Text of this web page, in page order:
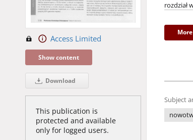
Access Limited
Show content
Download
This publication is
protected and available
only for logged users.
rozdział
More
Subject